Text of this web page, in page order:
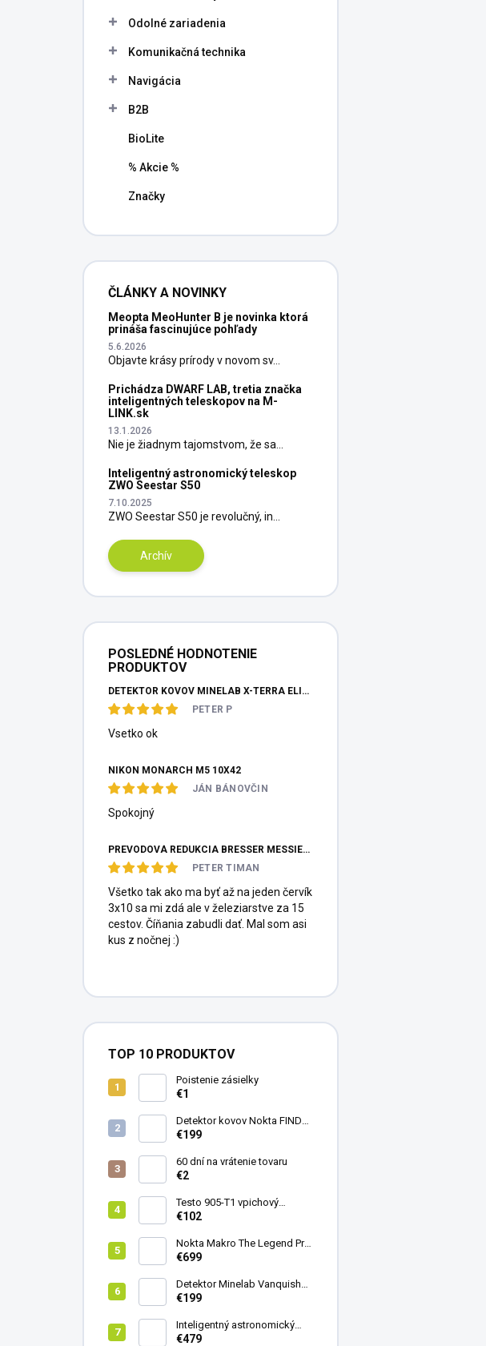
Odolné zariadenia
Komunikačná technika
Navigácia
B2B
BioLite
% Akcie %
Značky
ČLÁNKY A NOVINKY
Meopta MeoHunter B je novinka ktorá
prináša fascinujúce pohľady
5.6.2026
Objavte krásy prírody v novom sv...
Prichádza DWARF LAB, tretia značka
inteligentných teleskopov na M-
LINK.sk
13.1.2026
Nie je žiadnym tajomstvom, že sa...
Inteligentný astronomický teleskop
ZWO Seestar S50
7.10.2025
ZWO Seestar S50 je revolučný, in...
Archív
POSLEDNÉ HODNOTENIE
PRODUKTOV
DETEKTOR KOVOV MINELAB X-TERRA ELITE PINPOITER SET
PETER P
Vsetko ok
NIKON MONARCH M5 10X42
JÁN BÁNOVČIN
Spokojný
PREVODOVÁ REDUKCIA BRESSER MESSIER HEXAFOC 1:10
PETER TIMAN
Všetko tak ako ma byť až na jeden červík
3x10 sa mi zdá ale v železiarstve za 15
cestov. Číňania zabudli dať. Mal som asi
kus z nočnej :)
TOP 10 PRODUKTOV
Poistenie zásielky
€1
Detektor kovov Nokta FINDX
Pro
€199
60 dní na vrátenie tovaru
€2
Testo 905-T1 vpichový
teplomer
€102
Nokta Makro The Legend Pro
Pack - model 2024
€699
Detektor Minelab Vanquish
340
€199
Inteligentný astronomický
teleskop DwarfLab Dwarf
€479